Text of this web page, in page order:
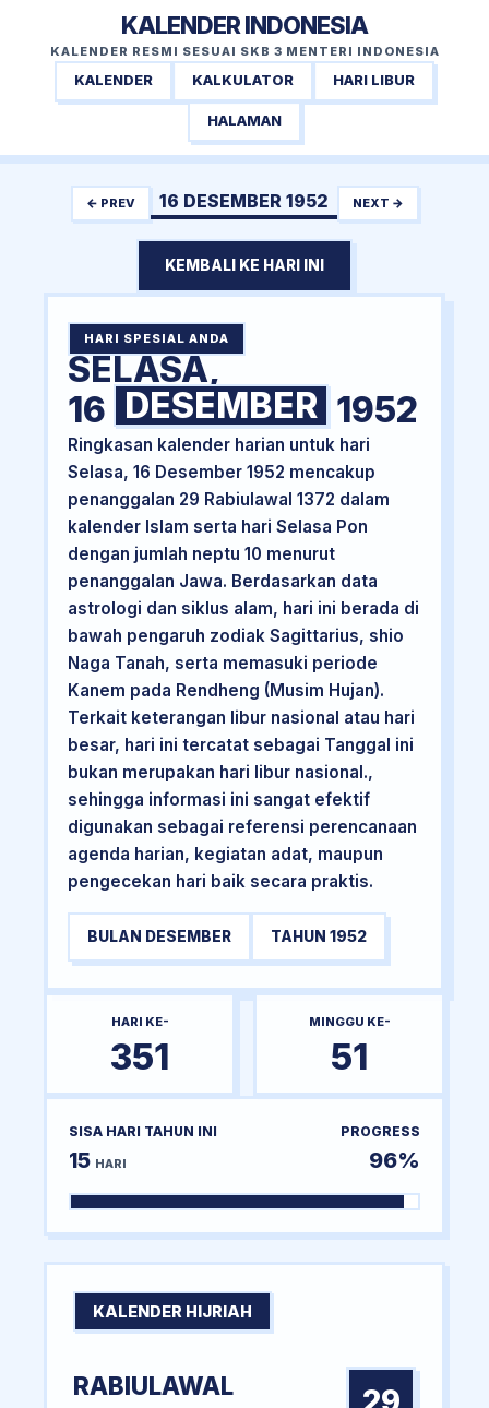
KALENDER INDONESIA
KALENDER RESMI SESUAI SKB 3 MENTERI INDONESIA
KALENDER KALKULATOR HARI LIBUR
HALAMAN
← PREV 16 DESEMBER 1952 NEXT →
KEMBALI KE HARI INI
HARI SPESIAL ANDA
SELASA,
16 DESEMBER 1952
Ringkasan kalender harian untuk hari
Selasa, 16 Desember 1952 mencakup
penanggalan 29 Rabiulawal 1372 dalam
kalender Islam serta hari Selasa Pon
dengan jumlah neptu 10 menurut
penanggalan Jawa. Berdasarkan data
astrologi dan siklus alam, hari ini berada di
bawah pengaruh zodiak Sagittarius, shio
Naga Tanah, serta memasuki periode
Kanem pada Rendheng (Musim Hujan).
Terkait keterangan libur nasional atau hari
besar, hari ini tercatat sebagai Tanggal ini
bukan merupakan hari libur nasional.,
sehingga informasi ini sangat efektif
digunakan sebagai referensi perencanaan
agenda harian, kegiatan adat, maupun
pengecekan hari baik secara praktis.
BULAN DESEMBER TAHUN 1952
HARI KE-
351
MINGGU KE-
51
SISA HARI TAHUN INI
15 HARI
PROGRESS
96%
KALENDER HIJRIAH
RABIULAWAL